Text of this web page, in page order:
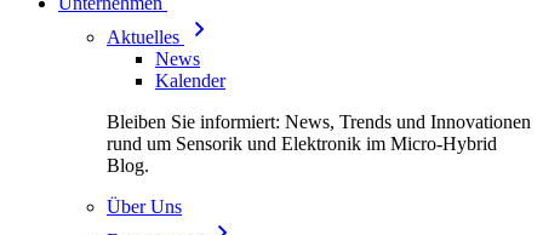
Aktuelles
News
Kalender
Bleiben Sie informiert: News, Trends und Innovationen
rund um Sensorik und Elektronik im Micro-Hybrid
Blog.
Über Uns